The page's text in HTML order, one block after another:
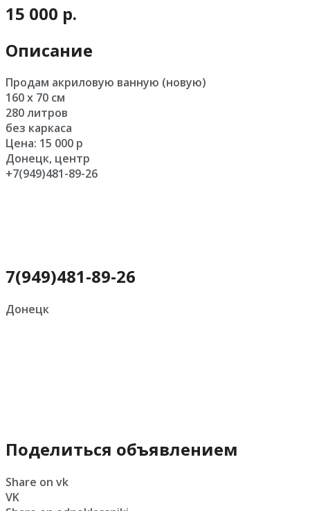
15 000 р.
Описание
Продам акриловую ванную (новую)
160 х 70 см
280 литров
без каркаса
Цена: 15 000 р
Донецк, центр
+7(949)481-89-26
7(949)481-89-26
Донецк
Поделиться объявлением
Share on vk
VK